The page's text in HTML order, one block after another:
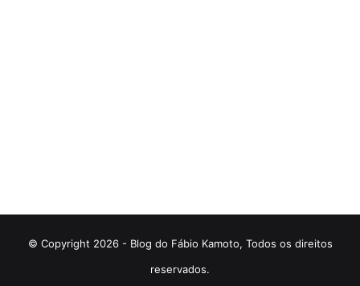
© Copyright 2026 - Blog do Fábio Kamoto, Todos os direitos
reservados.